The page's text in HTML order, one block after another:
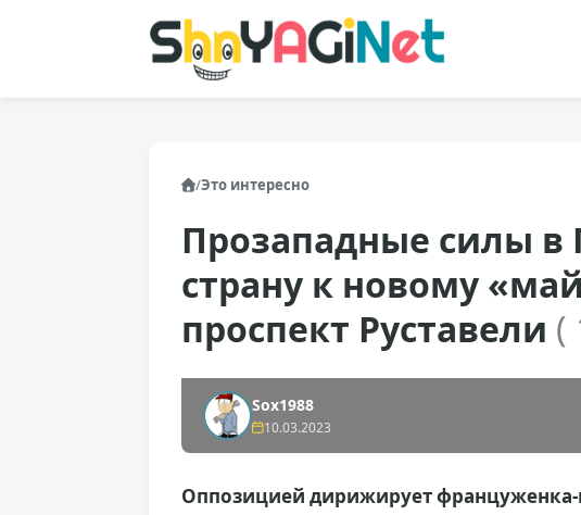
/Это интересно
Прозападные силы в
страну к новому
проспект Руставели (
Sox1988
10.03.2023
Оппозицией дирижирует